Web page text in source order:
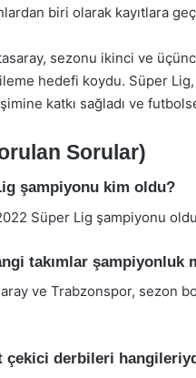
biri olarak kayıtlara
sezonu ikinci ve
hedefi koydu. Süper
katkı sağladı ve
Sorular)
şampiyonu kim oldu?
Süper Lig şampiyonu
takımlar şampiyonluk
ve Trabzonspor, sezon
çekici derbileri